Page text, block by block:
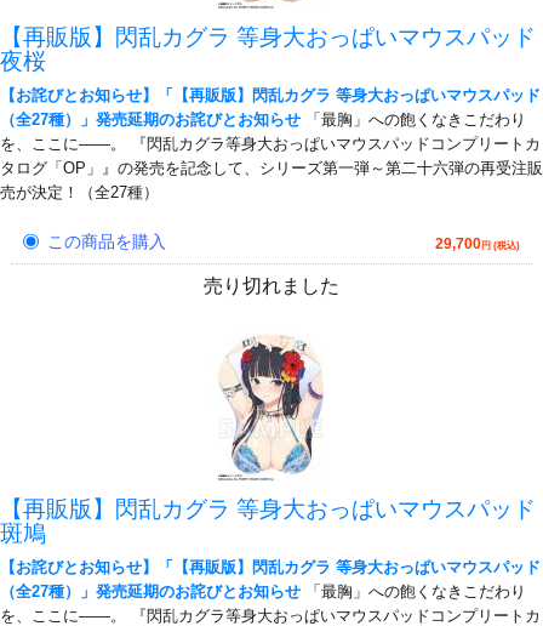
【再販版】閃乱カグラ 等身大おっぱいマウスパッド
夜桜
【お詫びとお知らせ】「【再販版】閃乱カグラ 等身大おっぱいマウスパッド
（全27種）」発売延期のお詫びとお知らせ 「最胸」への飽くなきこだわり
を、ここに――。 『閃乱カグラ等身大おっぱいマウスパッドコンプリートカ
タログ「OP」』の発売を記念して、シリーズ第一弾～第二十六弾の再受注販
売が決定！（全27種）
この商品を購入 29,700円 (税込)
売り切れました
【再販版】閃乱カグラ 等身大おっぱいマウスパッド
斑鳩
【お詫びとお知らせ】「【再販版】閃乱カグラ 等身大おっぱいマウスパッド
（全27種）」発売延期のお詫びとお知らせ 「最胸」への飽くなきこだわり
を、ここに――。 『閃乱カグラ等身大おっぱいマウスパッドコンプリートカ